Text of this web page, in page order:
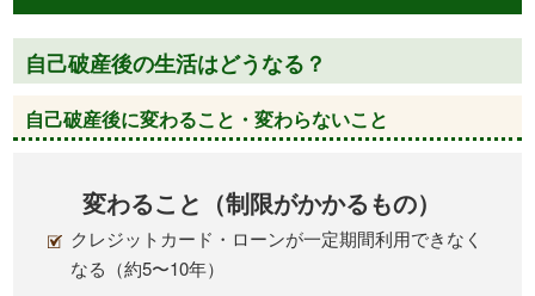
自己破産後の生活はどうなる？
自己破産後に変わること・変わらないこと
変わること（制限がかかるもの）
クレジットカード・ローンが一定期間利用できなく
なる（約5〜10年）